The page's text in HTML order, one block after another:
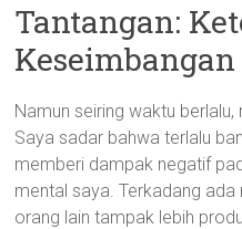
Tantangan:
Keseimbangan
Namun seiring waktu
Saya sadar bahwa terlalu
memberi dampak negatif
mental saya. Terkadang
orang lain tampak lebih